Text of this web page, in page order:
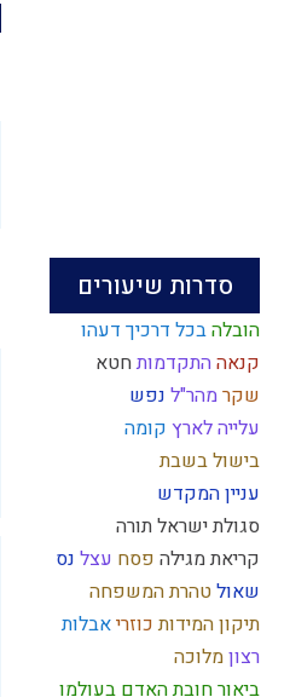
סדרות שיעורים
הובלהבכל דרכיך דעהו
קנאה התקדמותחטא
שקרמהר"ל נפש
עלייה לארץ קומה
בישול בשבת
עניין המקדש
סגולת ישראלתורה
קריאת מגילה פסח עצל נס
שאולטהרת המשפחה
תיקון המידותכוזריאבלות
רצוןמלוכה
ביאור חובת האדם בעולמו